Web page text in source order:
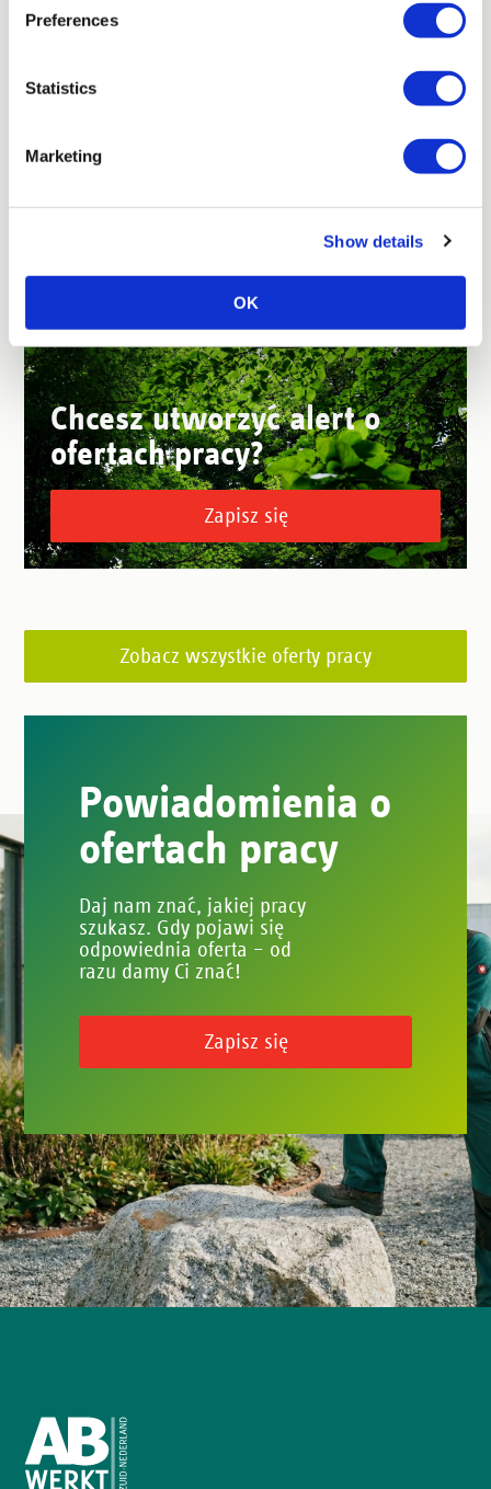
Preferences
Statistics
Marketing
Show details
OK
Chcesz utworzyć alert o
ofertach pracy?
Zapisz się
Zobacz wszystkie oferty pracy
Powiadomienia o
ofertach pracy
Daj nam znać, jakiej pracy
szukasz. Gdy pojawi się
odpowiednia oferta – od
razu damy Ci znać!
Zapisz się